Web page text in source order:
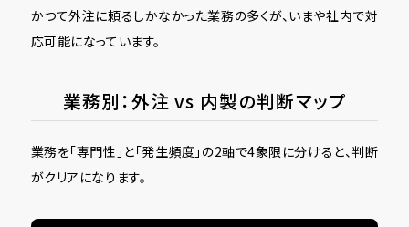
かつて外注に頼るしかなかった業務の多くが、いまや社内で対
応可能になっています。
業務別：外注 vs 内製の判断マップ
業務を「専門性」と「発生頻度」の2軸で4象限に分けると、判断
がクリアになります。